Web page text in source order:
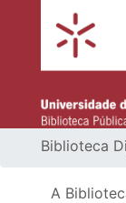
Biblioteca
A